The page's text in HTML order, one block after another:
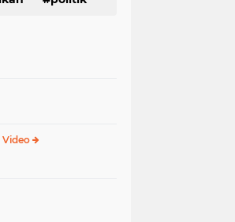
Video